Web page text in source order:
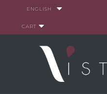
ENGLISH
CART